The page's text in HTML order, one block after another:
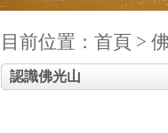
目前位置： 首頁 >
認識佛光山